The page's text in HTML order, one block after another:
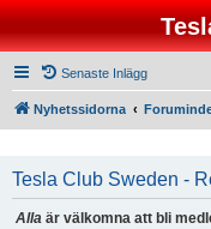
Senaste Inlägg
Nyhetssidorna
Tesla Club Sweden -
Alla är välkomna att bli